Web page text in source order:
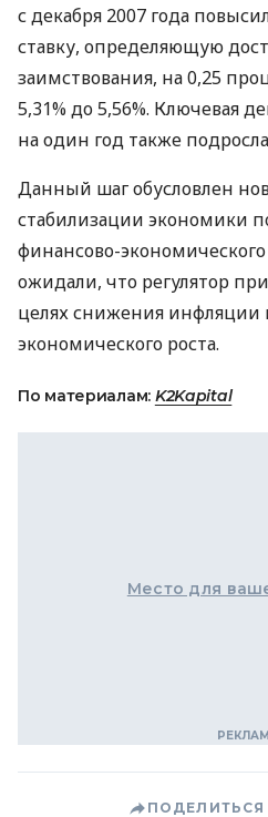
с декабря 2007 года
ставку, определяющую
заимствования, на 0,25
5,31% до 5,56%. Ключевая
на один год также подросла
Данный шаг обусловлен
стабилизации экономики
финансово-
ожидали, что регулятор
целях снижения инфляции
экономического роста.
По материалам: K2Kapital
Место для